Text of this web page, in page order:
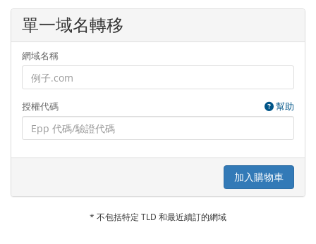
單一域名轉移
網域名稱
授權代碼 幫助
加入購物車
* 不包括特定 TLD 和最近續訂的網域